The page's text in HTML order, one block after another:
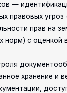
—
правовых угроз
прав на
норм) с оценкой
хранение и